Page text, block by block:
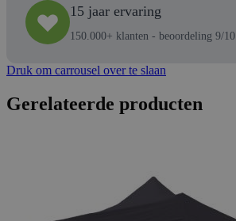
15 jaar ervaring
150.000+ klanten - beoordeling 9/10
Druk om carrousel over te slaan
Gerelateerde producten